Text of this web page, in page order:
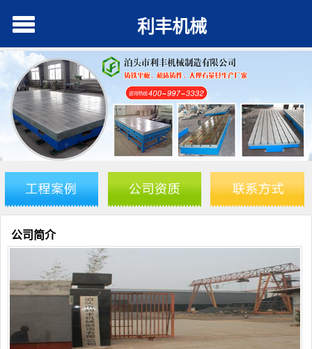
利丰机械
公司简介